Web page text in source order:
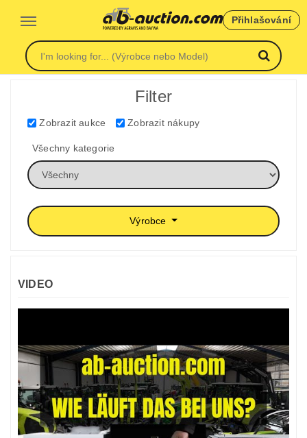
Přihlašování
Filter
Zobrazit aukce Zobrazit nákupy
Všechny kategorie
Výrobce
VIDEO